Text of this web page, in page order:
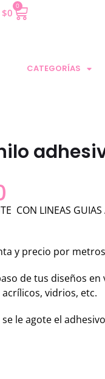
$0
0
CATEGORÍAS
CON LINEAS
y precio por metros
de tus diseños en
vidrios, etc.
le agote el